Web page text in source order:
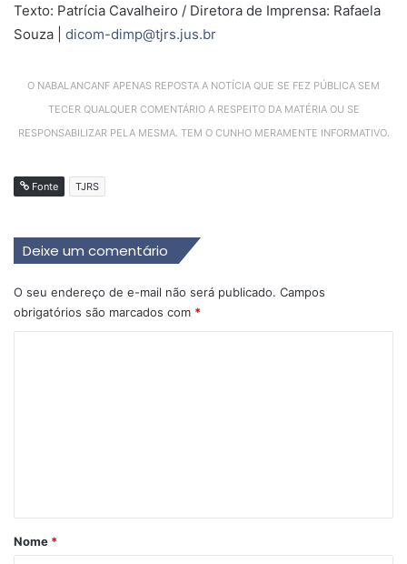
Texto: Patrícia Cavalheiro / Diretora de Imprensa: Rafaela
Souza | dicom-dimp@tjrs.jus.br
O NABALANCANF APENAS REPOSTA A NOTÍCIA QUE SE FEZ PÚBLICA SEM
TECER QUALQUER COMENTÁRIO A RESPEITO DA MATÉRIA OU SE
RESPONSABILIZAR PELA MESMA. TEM O CUNHO MERAMENTE INFORMATIVO.
Fonte TJRS
Deixe um comentário
O seu endereço de e-mail não será publicado. Campos
obrigatórios são marcados com *
rNome *